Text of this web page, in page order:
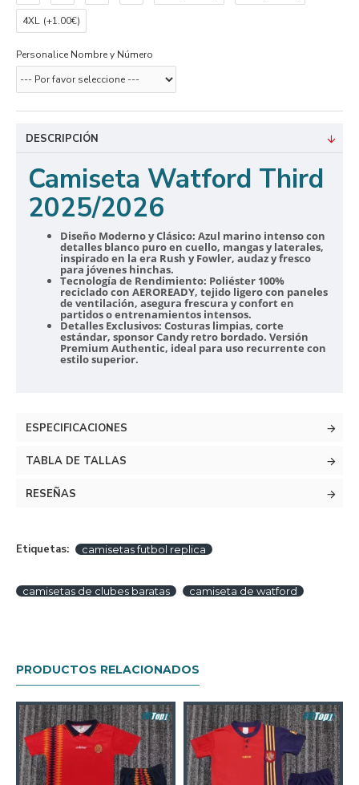
4XL (+1.00€)
Personalice Nombre y Número
DESCRIPCIÓN
Camiseta Watford Third
2025/2026
Diseño Moderno y Clásico: Azul marino intenso con
detalles blanco puro en cuello, mangas y laterales,
inspirado en la era Rush y Fowler, audaz y fresco
para jóvenes hinchas.
Tecnología de Rendimiento: Poliéster 100%
reciclado con AEROREADY, tejido ligero con paneles
de ventilación, asegura frescura y confort en
partidos o entrenamientos intensos.
Detalles Exclusivos: Costuras limpias, corte
estándar, sponsor Candy retro bordado. Versión
Premium Authentic, ideal para uso recurrente con
estilo superior.
ESPECIFICACIONES
TABLA DE TALLAS
RESEÑAS
Etiquetas: camisetas futbol replica
camisetas de clubes baratas camiseta de watford
PRODUCTOS RELACIONADOS